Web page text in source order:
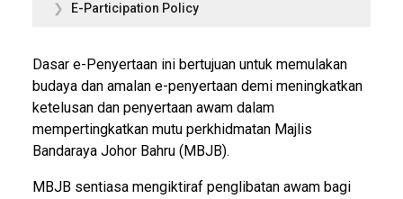
E-Participation Policy
Dasar e-Penyertaan ini bertujuan untuk memulakan
budaya dan amalan e-penyertaan demi meningkatkan
ketelusan dan penyertaan awam dalam
mempertingkatkan mutu perkhidmatan Majlis
Bandaraya Johor Bahru (MBJB).
MBJB sentiasa mengiktiraf penglibatan awam bagi